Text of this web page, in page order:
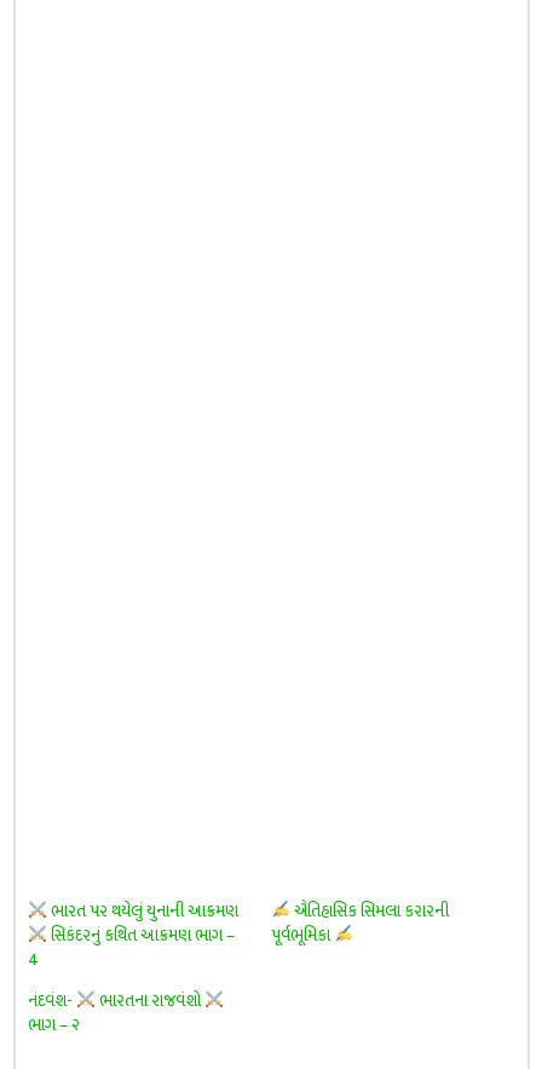
ભારત પર થયેલું યુનાની આક્રમણ
સિકંદરનું કથિત આક્રમણ ભાગ –
4
ઐતિહાસિક સિમલા કરારની
પૂર્વભૂમિકા
નંદવંશ-
ભારતના રાજવંશો
ભાગ – ૨